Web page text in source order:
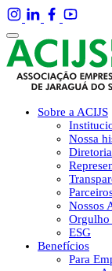
Sobre a ACIJS
Nossa
Diretoria
Nossos
Orgulho
ESG
Benefícios
Para